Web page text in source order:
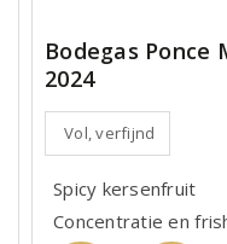
Bodegas Ponce
2024
Vol, verfijnd
Spicy kersenfruit
Concentratie en